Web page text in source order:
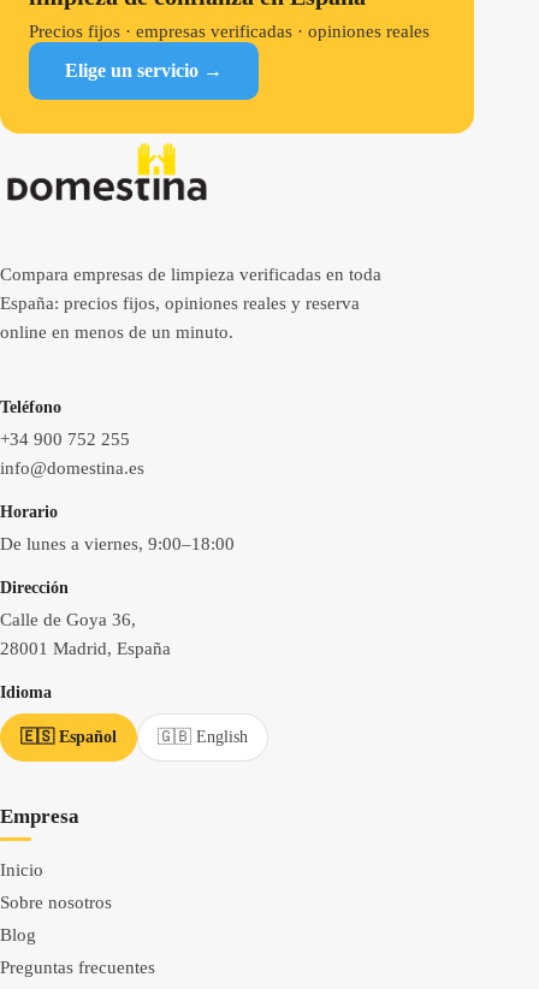
Precios fijos · empresas verificadas · opiniones reales
Elige un servicio →
Compara empresas de limpieza verificadas en toda
España: precios fijos, opiniones reales y reserva
online en menos de un minuto.
Teléfono
+34 900 752 255
info@domestina.es
Horario
De lunes a viernes, 9:00–18:00
Dirección
Calle de Goya 36,
28001 Madrid, España
Idioma
🇪🇸 Español 🇬🇧 English
Empresa
Inicio
Sobre nosotros
Blog
Preguntas frecuentes